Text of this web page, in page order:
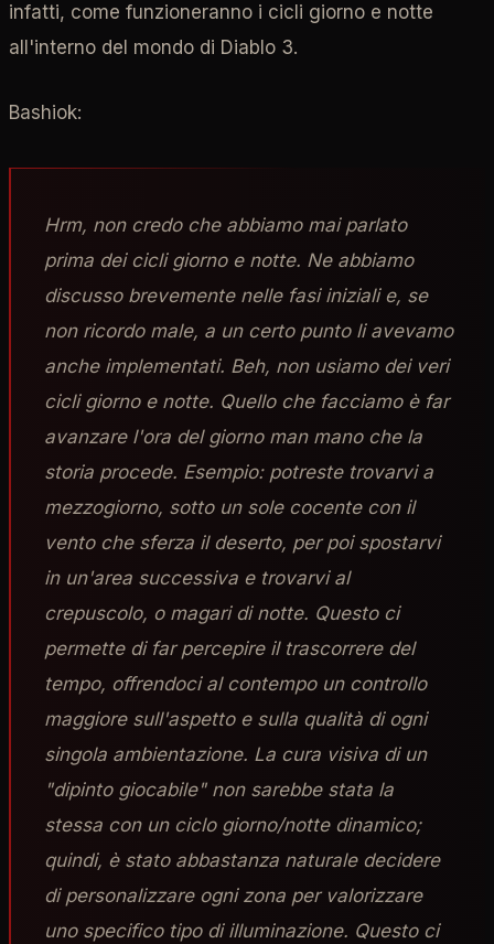
infatti, come funzioneranno i cicli giorno e notte
all'interno del mondo di Diablo 3.
Bashiok:
Hrm, non credo che abbiamo mai parlato
prima dei cicli giorno e notte. Ne abbiamo
discusso brevemente nelle fasi iniziali e, se
non ricordo male, a un certo punto li avevamo
anche implementati. Beh, non usiamo dei veri
cicli giorno e notte. Quello che facciamo è far
avanzare l'ora del giorno man mano che la
storia procede. Esempio: potreste trovarvi a
mezzogiorno, sotto un sole cocente con il
vento che sferza il deserto, per poi spostarvi
in un'area successiva e trovarvi al
crepuscolo, o magari di notte. Questo ci
permette di far percepire il trascorrere del
tempo, offrendoci al contempo un controllo
maggiore sull'aspetto e sulla qualità di ogni
singola ambientazione. La cura visiva di un
"dipinto giocabile" non sarebbe stata la
stessa con un ciclo giorno/notte dinamico;
quindi, è stato abbastanza naturale decidere
di personalizzare ogni zona per valorizzare
uno specifico tipo di illuminazione. Questo ci